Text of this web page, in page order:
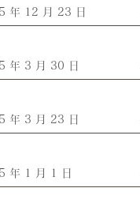
年 12 月 23 日
年 3 月 30 日
年 3 月 23 日
年 1 月 1 日